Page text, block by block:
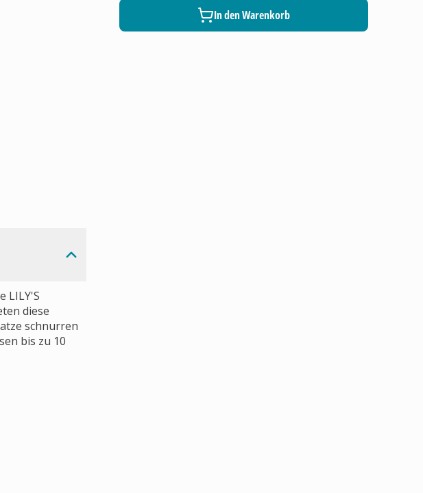
LILY'S
diese
schnurren
bis zu 10
In den Warenkorb